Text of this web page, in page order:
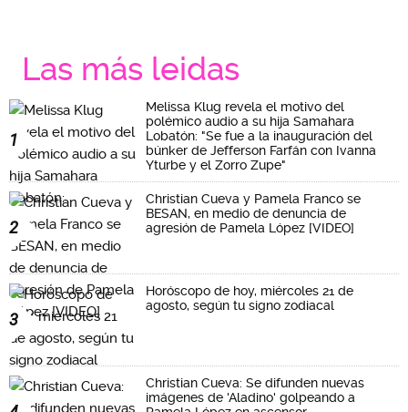
Las más leidas
1
Melissa Klug revela el motivo del
polémico audio a su hija Samahara
Lobatón: "Se fue a la inauguración del
búnker de Jefferson Farfán con Ivanna
Yturbe y el Zorro Zupe"
2
Christian Cueva y Pamela Franco se
BESAN, en medio de denuncia de
agresión de Pamela López [VIDEO]
3
Horóscopo de hoy, miércoles 21 de
agosto, según tu signo zodiacal
Christian Cueva: Se difunden nuevas
imágenes de 'Aladino' golpeando a